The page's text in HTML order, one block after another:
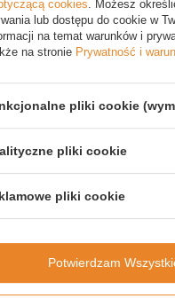
Set 100ml
Shower Gel +
Spray Zestaw
dla Mężczyzn
£44.59 / szt.
Woda
cookies . Możesz
lub dostępu do cookie w
na temat warunków i
na stronie Prywatność i
pliki cookie
pliki cookie
pliki cookie
Potwierdzam